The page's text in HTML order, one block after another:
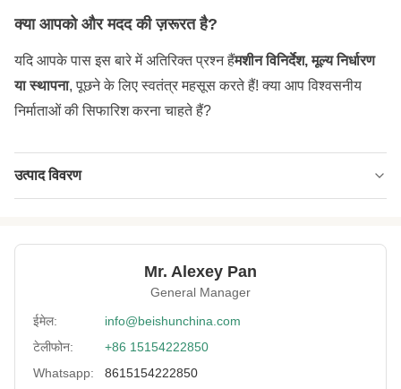
क्या आपको और मदद की ज़रूरत है?
यदि आपके पास इस बारे में अतिरिक्त प्रश्न हैंमशीन विनिर्देश, मूल्य निर्धारण
या स्थापना, पूछने के लिए स्वतंत्र महसूस करते हैं! क्या आप विश्वसनीय
निर्माताओं की सिफारिश करना चाहते हैं?
उत्पाद विवरण
Platen Daylight: 300 एमएम
Hydraulic Unit: रेक्सरोथ, हुआडे, युकेन, सेवन ओशन
Mr. Alexey Pan
General Manager
ईमेल:
info@beishunchina.com
टेलीफोन:
+86 15154222850
Whatsapp:
8615154222850